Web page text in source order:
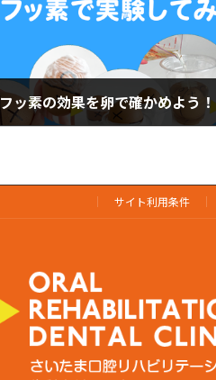
フッ素の効果を卵で確かめよう！
サイト利用条件